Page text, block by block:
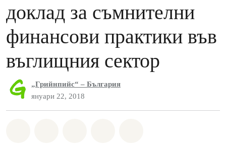
доклад за съмнителни
финансови практики във
въглищния сектор
„Грийнпийс“ – България
януари 22, 2018